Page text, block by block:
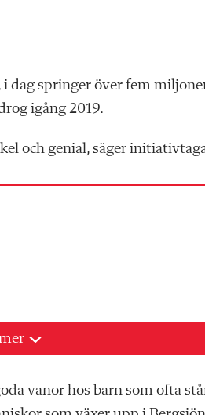
dag springer över fem
igång 2019.
och genial, säger
för Östers IF. Och att ha gjort mål i
att utföra.
vanor hos barn som ofta